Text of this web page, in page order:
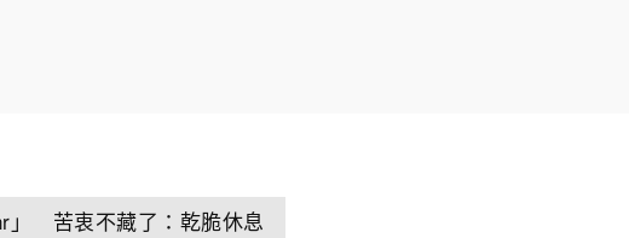
」 苦衷不藏了：乾脆休息